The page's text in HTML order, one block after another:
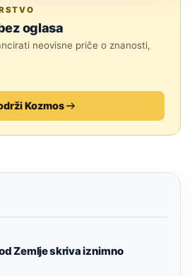
oglasa
neovisne priče o znanosti,
Kozmos
Zemlje skriva iznimno